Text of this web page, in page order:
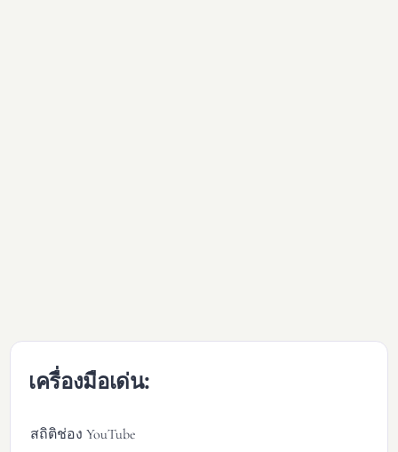
เครื่องมือเด่น:
สถิติช่อง YouTube